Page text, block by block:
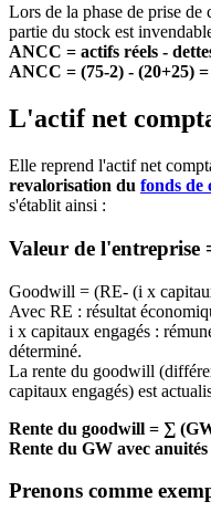
Lors de la phase de prise de
partie du stock est
ANCC = actifs réels -
ANCC = (75-2) - (20+25) =
L'actif net
Elle reprend l'actif net
revalorisation du fonds de
s'établit ainsi :
Valeur de
Goodwill = (RE- (i x
Avec RE : résultat
i x capitaux engagés :
déterminé.
La rente du goodwill
capitaux engagés) est
Rente du goodwill = ∑
Rente du GW avec
Prenons comme